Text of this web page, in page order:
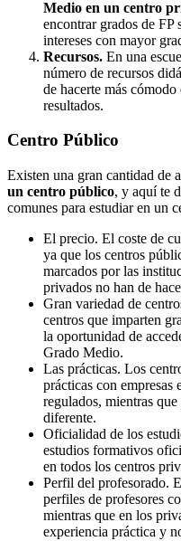
Medio en un centro
encontrar grados de FP
intereses con mayor
Recursos. En una
número de recursos
de hacerte más
resultados.
Centro Público
Existen una gran cantidad de
un centro público, y aquí te
comunes para estudiar en un
El precio. El coste de
ya que los centros
marcados por las
privados no han de
Gran variedad de
centros que imparten
la oportunidad de
Grado Medio.
Las prácticas. Los
prácticas con empresas
regulados, mientras
diferente.
Oficialidad de los
estudios formativos
en todos los centros
Perfil del profesorado.
perfiles de profesores
mientras que en los
experiencia práctica y